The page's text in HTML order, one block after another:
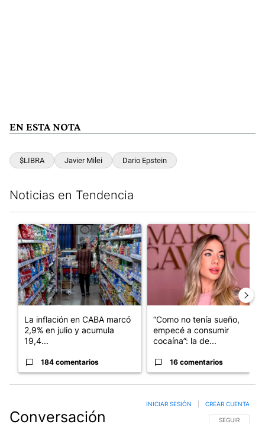
EN ESTA NOTA
$LIBRA Javier Milei Dario Epstein
Noticias en Tendencia
Un artículo de tendencia con el título "La inflación en CABA
La inflación en CABA marcó
2,9% en julio y acumula
19,4...
184 comentarios
Un artículo de tendencia con
“Como no tenía sueño,
empecé a consumir
cocaína”: la de...
16 comentarios
Conversación SIGA ESTA
SEGUIR
INICIAR SESIÓN CREAR CUENTA